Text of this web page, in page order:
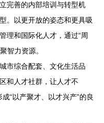
完善的内部培训与转型机
。以更开放的姿态和更具吸
理和国际化人才，通过“周
智力资源。
市综合配套、文化生活品
和人才社群，让人才不
“以产聚才、以才兴产”的良